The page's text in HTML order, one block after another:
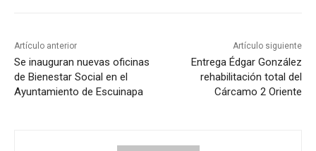
Artículo anterior
Se inauguran nuevas oficinas
de Bienestar Social en el
Ayuntamiento de Escuinapa
Artículo siguiente
Entrega Édgar González
rehabilitación total del
Cárcamo 2 Oriente